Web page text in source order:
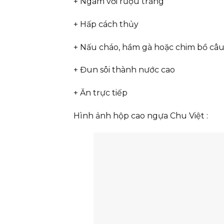
+ Hấp cách thủy
+ Nấu cháo, hầm gà hoặc chim bồ câu
+ Đun sôi thành nước cao
+ Ăn trực tiếp
Hình ảnh hộp cao ngựa Chu Việt :